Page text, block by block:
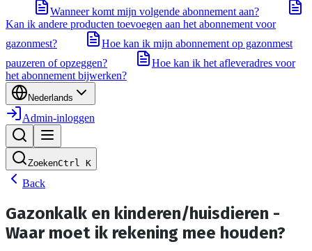
Wanneer komt mijn volgende abonnement aan?
Kan ik andere producten toevoegen aan het abonnement voor
gazonmest?
Hoe kan ik mijn abonnement op gazonmest
pauzeren of opzeggen?
Hoe kan ik het afleveradres voor
het abonnement bijwerken?
Nederlands
Admin-inloggen
ZoekenCtrl K
Back
Gazonkalk en kinderen/huisdieren -
Waar moet ik rekening mee houden?